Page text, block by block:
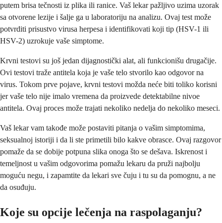
putem brisa tečnosti iz plika ili ranice. Vaš lekar pažljivo uzima uzorak
sa otvorene lezije i šalje ga u laboratoriju na analizu. Ovaj test može
potvrditi prisustvo virusa herpesa i identifikovati koji tip (HSV-1 ili
HSV-2) uzrokuje vaše simptome.
Krvni testovi su još jedan dijagnostički alat, ali funkcionišu drugačije.
Ovi testovi traže antitela koja je vaše telo stvorilo kao odgovor na
virus. Tokom prve pojave, krvni testovi možda neće biti toliko korisni
jer vaše telo nije imalo vremena da proizvede detektabilne nivoe
antitela. Ovaj proces može trajati nekoliko nedelja do nekoliko meseci.
Vaš lekar vam takođe može postaviti pitanja o vašim simptomima,
seksualnoj istoriji i da li ste primetili bilo kakve obrasce. Ovaj razgovor
pomaže da se dobije potpuna slika onoga što se dešava. Iskrenost i
temeljnost u vašim odgovorima pomažu lekaru da pruži najbolju
moguću negu, i zapamtite da lekari sve čuju i tu su da pomognu, a ne
da osuđuju.
Koje su opcije lečenja na raspolaganju?